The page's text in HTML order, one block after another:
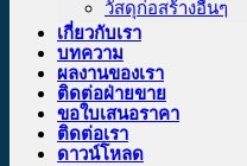
วัสดุก่อสร้างอื่นๆ
เกี่ยวกับเรา
บทความ
ผลงานของเรา
ติดต่อฝ่ายขาย
ขอใบเสนอราคา
ติดต่อเรา
ดาวน์โหลด